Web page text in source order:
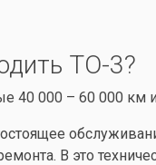
ТО-3?
40 000 – 60 000 км
В это